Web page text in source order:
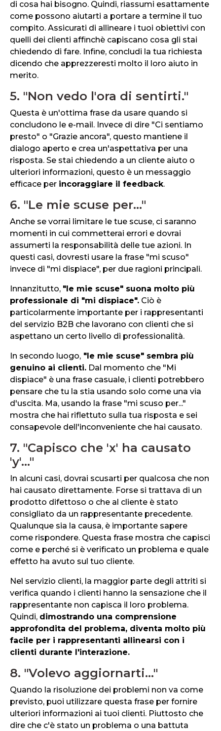
di cosa hai bisogno. Quindi, riassumi esattamente
come possono aiutarti a portare a termine il tuo
compito. Assicurati di allineare i tuoi obiettivi con
quelli dei clienti affinchè capiscano cosa gli stai
chiedendo di fare. Infine, concludi la tua richiesta
dicendo che apprezzeresti molto il loro aiuto in
merito.
5. "Non vedo l'ora di sentirti."
Questa è un'ottima frase da usare quando si
concludono le e-mail. Invece di dire "Ci sentiamo
presto" o "Grazie ancora", questo mantiene il
dialogo aperto e crea un'aspettativa per una
risposta. Se stai chiedendo a un cliente aiuto o
ulteriori informazioni, questo è un messaggio
efficace per incoraggiare il feedback.
6. "Le mie scuse per..."
Anche se vorrai limitare le tue scuse, ci saranno
momenti in cui commetterai errori e dovrai
assumerti la responsabilità delle tue azioni. In
questi casi, dovresti usare la frase "mi scuso"
invece di "mi dispiace", per due ragioni principali.
Innanzitutto, "le mie scuse" suona molto più
professionale di "mi dispiace". Ciò è
particolarmente importante per i rappresentanti
del servizio B2B che lavorano con clienti che si
aspettano un certo livello di professionalità.
In secondo luogo, "le mie scuse" sembra più
genuino ai clienti. Dal momento che "Mi
dispiace" è una frase casuale, i clienti potrebbero
pensare che tu la stia usando solo come una via
d'uscita. Ma, usando la frase "mi scuso per..."
mostra che hai riflettuto sulla tua risposta e sei
consapevole dell'inconveniente che hai causato.
7. "Capisco che 'x' ha causato
'y'..."
In alcuni casi, dovrai scusarti per qualcosa che non
hai causato direttamente. Forse si trattava di un
prodotto difettoso o che al cliente è stato
consigliato da un rappresentante precedente.
Qualunque sia la causa, è importante sapere
come rispondere. Questa frase mostra che capisci
come e perché si è verificato un problema e quale
effetto ha avuto sul tuo cliente.
Nel servizio clienti, la maggior parte degli attriti si
verifica quando i clienti hanno la sensazione che il
rappresentante non capisca il loro problema.
Quindi, dimostrando una comprensione
approfondita del problema, diventa molto più
facile per i rappresentanti allinearsi con i
clienti durante l'interazione.
8. "Volevo aggiornarti..."
Quando la risoluzione dei problemi non va come
previsto, puoi utilizzare questa frase per fornire
ulteriori informazioni ai tuoi clienti. Piuttosto che
dire che c'è stato un problema o una battuta